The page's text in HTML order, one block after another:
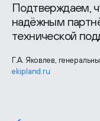
Подтверждаем,
надёжным
технической
Г.А. Яковлев,
ekipland.ru
Лидия Шудрико,